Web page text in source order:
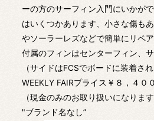
ーの方のサーフィン入門にいかが
はいくつかあります、小さな傷も
やソーラーレズなどで簡単にリペア
付属のフィンはセンターフィン、
（サイドはFCSでボードに装着され
WEEKLY FAIRプライス￥８，４００
（現金のみのお取り扱いになります
"ブランド名なし”